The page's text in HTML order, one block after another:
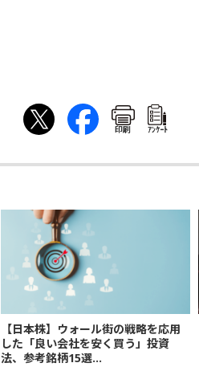
印刷 ｱﾝｹｰﾄ
【日本株】ウォール街の戦略を応用
した「良い会社を安く買う」投資
法、参考銘柄15選...